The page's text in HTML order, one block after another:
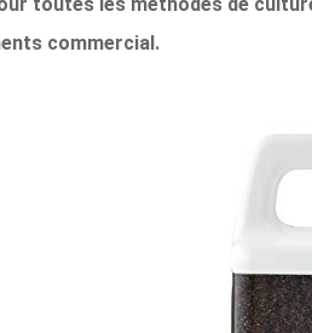
commercial.